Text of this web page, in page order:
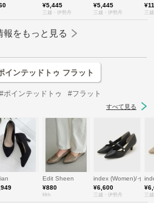
¥5,445
三越・伊勢丹
¥5,445
三越・伊勢丹 三
報をもっと見る
インテッドトゥ フラット
#ポインテッドトゥ
#フラット
すべて見る
Edit Sheen
¥880
fifth
index (Women)/イン
¥6,600
三越・伊勢丹 三